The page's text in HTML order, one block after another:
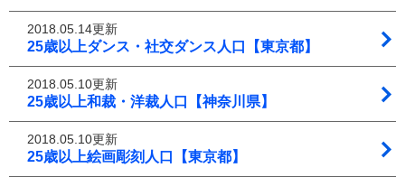
2018.05.14更新
25歳以上ダンス・社交ダンス人口【東京都】
2018.05.10更新
25歳以上和裁・洋裁人口【神奈川県】
2018.05.10更新
25歳以上絵画彫刻人口【東京都】